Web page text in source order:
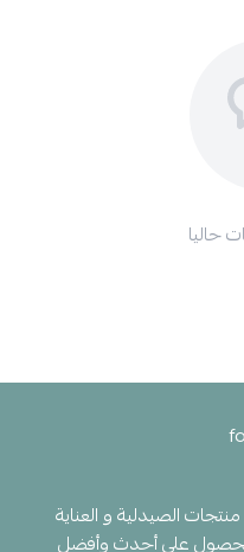
حاليا
الصيدلية و العناية
على أحدث وأفضل